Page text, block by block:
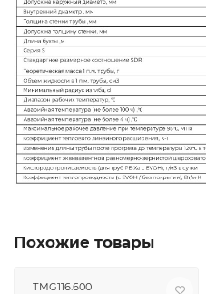
Похожие товары
ТMG116.600